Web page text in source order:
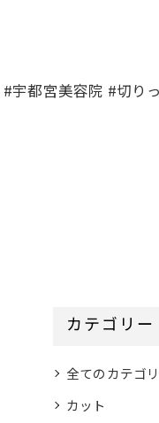
宇都宮美容院 #切り
カテゴリー
全てのカテゴ
カット